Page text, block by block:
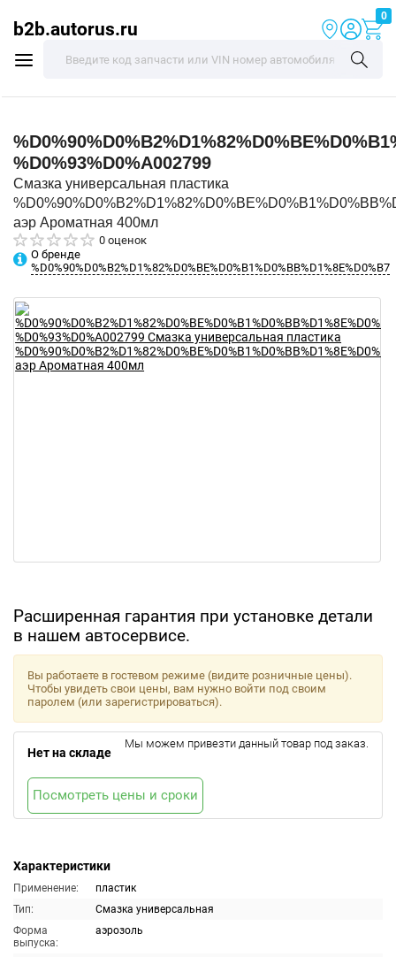
b2b.autorus.ru
0
%D0%93%D0%A002799
Смазка универсальная пластика
аэр Ароматная 400мл
0 оценок
О бренде
%D0%90%D0%B2%D1%82%D0%BE%D0%B1%D0%BB%D1%8E%D0%B7
Расширенная гарантия при установке детали
в нашем автосервисе.
Характеристики
Применение:
пластик
Тип:
Смазка универсальная
Форма
выпуска:
аэрозоль
Вы работаете в гостевом режиме (видите розничные цены).
Чтобы увидеть свои цены, вам нужно войти под своим
паролем (или зарегистрироваться).
Нет на складе
Мы можем привезти данный товар под заказ.
Посмотреть цены и сроки